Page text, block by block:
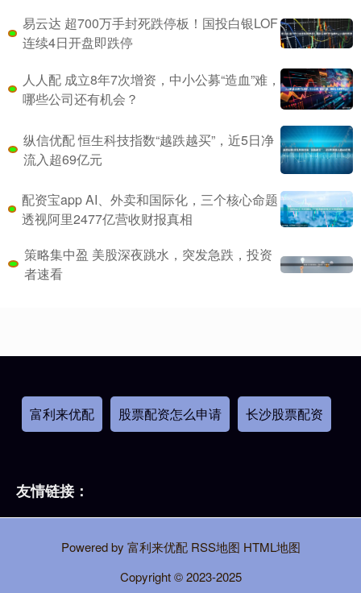
易云达 超700万手封死跌停板！国投白银LOF
连续4日开盘即跌停
人人配 成立8年7次增资，中小公募“造血”难，
哪些公司还有机会？
纵信优配 恒生科技指数“越跌越买”，近5日净
流入超69亿元
配资宝app AI、外卖和国际化，三个核心命题
透视阿里2477亿营收财报真相
策略集中盈 美股深夜跳水，突发急跌，投资
者速看
富利来优配 股票配资怎么申请 长沙股票配资
友情链接：
Powered by 富利来优配 RSS地图 HTML地图
Copyright© 2023-2025